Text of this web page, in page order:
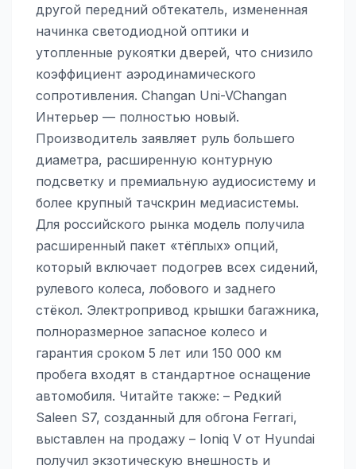
другой передний обтекатель, измененная
начинка светодиодной оптики и
утопленные рукоятки дверей, что снизило
коэффициент аэродинамического
сопротивления. Changan Uni-VChangan
Интерьер — полностью новый.
Производитель заявляет руль большего
диаметра, расширенную контурную
подсветку и премиальную аудиосистему и
более крупный тачскрин медиасистемы.
Для российского рынка модель получила
расширенный пакет «тёплых» опций,
который включает подогрев всех сидений,
рулевого колеса, лобового и заднего
стёкол. Электропривод крышки багажника,
полноразмерное запасное колесо и
гарантия сроком 5 лет или 150 000 км
пробега входят в стандартное оснащение
автомобиля. Читайте также: – Редкий
Saleen S7, созданный для обгона Ferrari,
выставлен на продажу – Ioniq V от Hyundai
получил экзотическую внешность и